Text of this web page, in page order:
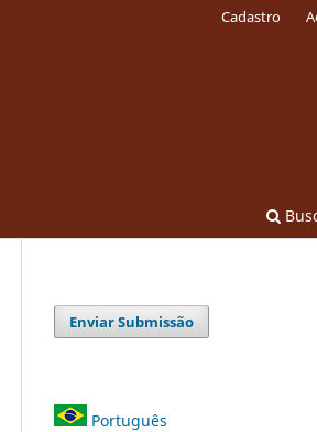
Cadastro
Enviar Submissão
Português